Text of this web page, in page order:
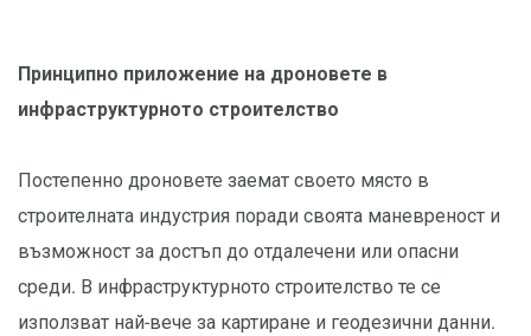
Принципно приложение на дроновете в
инфраструктурното строителство
Постепенно дроновете заемат своето място в
строителната индустрия поради своята маневреност и
възможност за достъп до отдалечени или опасни
среди. В инфраструктурното строителство те се
използват най-вече за картиране и геодезични данни.